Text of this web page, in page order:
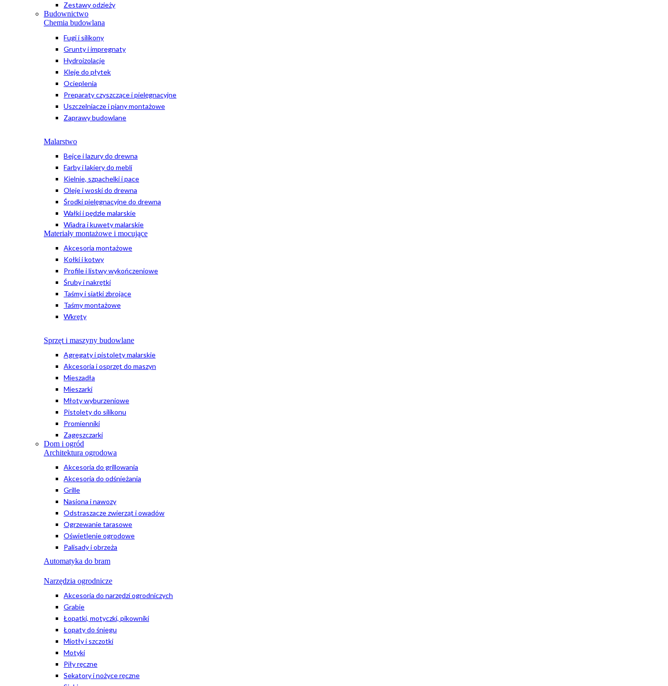
Zestawy odzieży
Budownictwo
Chemia budowlana
Fugi i silikony
Grunty i impregnaty
Hydroizolacje
Kleje do płytek
Ocieplenia
Preparaty czyszczące i pielęgnacyjne
Uszczelniacze i piany montażowe
Zaprawy budowlane
Malarstwo
Bejce i lazury do drewna
Farby i lakiery do mebli
Kielnie, szpachelki i pace
Oleje i woski do drewna
Środki pielęgnacyjne do drewna
Wałki i pędzle malarskie
Wiadra i kuwety malarskie
Materiały montażowe i mocujące
Akcesoria montażowe
Kołki i kotwy
Profile i listwy wykończeniowe
Śruby i nakrętki
Taśmy i siatki zbrojące
Taśmy montażowe
Wkręty
Sprzęt i maszyny budowlane
Agregaty i pistolety malarskie
Akcesoria i osprzęt do maszyn
Mieszadła
Mieszarki
Młoty wyburzeniowe
Pistolety do silikonu
Promienniki
Zagęszczarki
Dom i ogród
Architektura ogrodowa
Akcesoria do grillowania
Akcesoria do odśnieżania
Grille
Nasiona i nawozy
Odstraszacze zwierząt i owadów
Ogrzewanie tarasowe
Oświetlenie ogrodowe
Palisady i obrzeża
Automatyka do bram
Narzędzia ogrodnicze
Akcesoria do narzędzi ogrodniczych
Grabie
Łopatki, motyczki, pikowniki
Łopaty do śniegu
Miotły i szczotki
Motyki
Piły ręczne
Sekatory i nożyce ręczne